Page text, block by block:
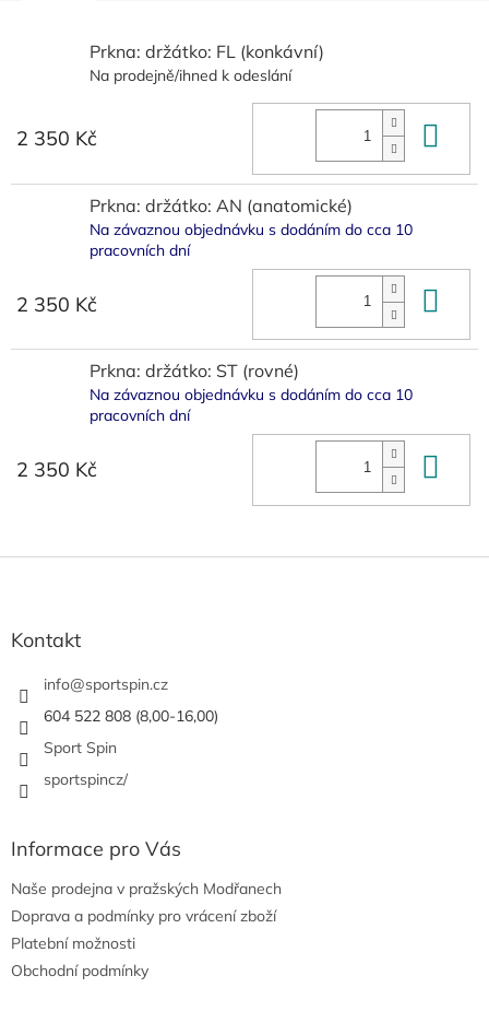
Prkna: držátko: FL (konkávní)
Na prodejně/ihned k odeslání
2 350 Kč
Prkna: držátko: AN (anatomické)
Na závaznou objednávku s dodáním do cca 10
pracovních dní
2 350 Kč
Prkna: držátko: ST (rovné)
Na závaznou objednávku s dodáním do cca 10
pracovních dní
2 350 Kč
Z
Kontakt
info@sportspin.cz
604 522 808 (8,00-16,00)
Sport Spin
sportspincz/
Informace pro Vás
Naše prodejna v pražských Modřanech
Doprava a podmínky pro vrácení zboží
Platební možnosti
Obchodní podmínky